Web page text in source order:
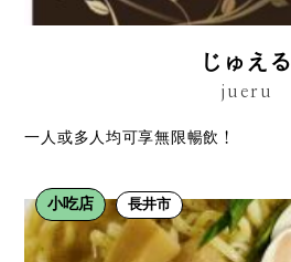
じゅえる
jueru
一人或多人均可享無限暢飲！
小吃店 長井市